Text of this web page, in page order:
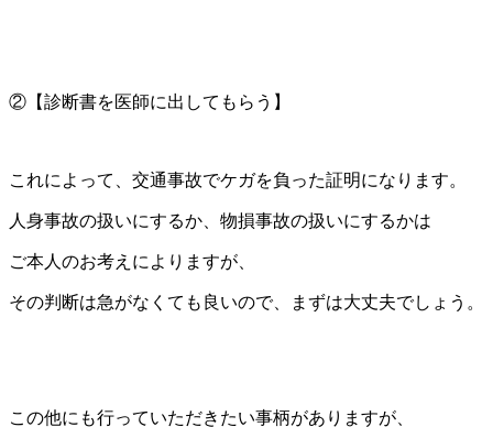
②【診断書を医師に出してもらう】
これによって、交通事故でケガを負った証明になります。
人身事故の扱いにするか、物損事故の扱いにするかは
ご本人のお考えによりますが、
その判断は急がなくても良いので、まずは大丈夫でしょう。
この他にも行っていただきたい事柄がありますが、